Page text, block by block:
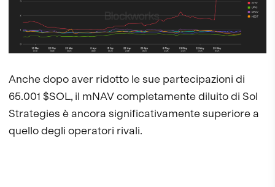
Anche dopo aver ridotto le sue partecipazioni di
65.001 $SOL, il mNAV completamente diluito di Sol
Strategies è ancora significativamente superiore a
quello degli operatori rivali.